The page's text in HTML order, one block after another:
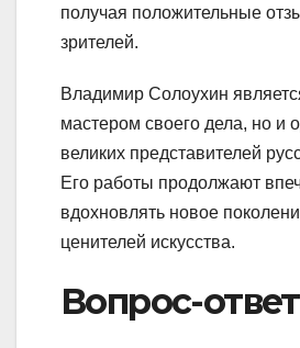
получая положительные
зрителей.
Владимир Солоухин
мастером своего дела, но и
великих представителей
Его работы продолжают
вдохновлять новое
ценителей искусства.
Вопрос-